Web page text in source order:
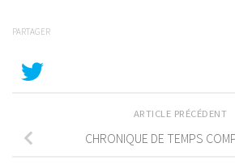
PARTAGER
ARTICLE PRÉCÉDENT
CHRONIQUE DE TEMPS